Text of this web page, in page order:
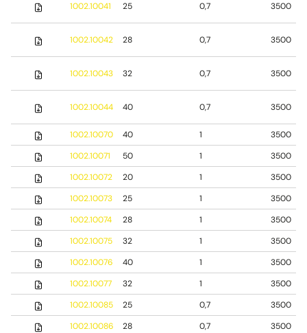
1002.10041 25 0,7 3500
1002.10042 28 0,7 3500
1002.10043 32 0,7 3500
1002.10044 40 0,7 3500
1002.10070 40 1
3500
1002.10071
50 1
3500
1002.10072
20 1
3500
1002.10073
25 1
3500
1002.10074
28 1
3500
1002.10075
32 1
3500
1002.10076
40 1
3500
1002.10077
32 1
3500
1002.10085
25 0,7
3500
1002.10086
28 0,7
3500